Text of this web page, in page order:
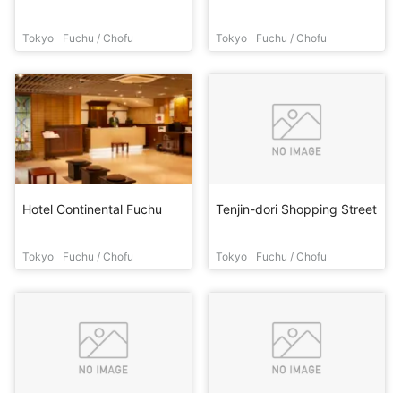
Tokyo Fuchu / Chofu Tokyo Fuchu / Chofu
Hotel Continental Fuchu
Tokyo Fuchu / Chofu
Tenjin-dori Shopping Street
Tokyo Fuchu / Chofu